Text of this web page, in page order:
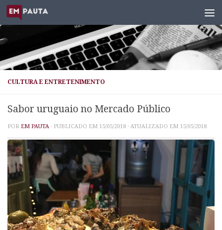
Skip to content
CULTURA E ENTRETENIMENTO
Sabor uruguaio no Mercado Público
POR EM PAUTA · PUBLICADO EM 15/05/2018 · ATUALIZADO EM 15/05/2018